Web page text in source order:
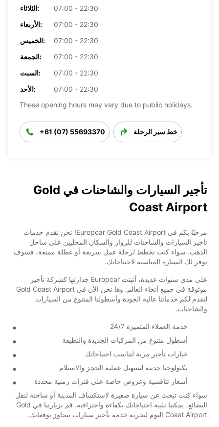
الثلاثاء:
07:00 - 22:30
الأربعاء:
07:00 - 22:30
الخميس:
07:00 - 22:30
الجمعة:
07:00 - 22:30
السبت:
07:00 - 22:30
الأحد:
07:00 - 22:30
These opening hours may vary due to public holidays.
+61 (07) 55693370 خط سير الرحلة
تأجير السيارات والشاحنات في Gold
Coast Airport
مرحبًا بكم في Europcar Gold Coast Airport! نحن نقدم خدمات
تأجير السيارات والشاحنات للزوار والسكان المحليين على ساحل
الذهب. سواء كنت تخطط لرحلة عمل سريعة أو عطلة ممتعة، فسوف
نوفر لك السيارة المناسبة لاحتياجاتك.
على مدى سنوات عديدة، أثبتت Europcar جدارتها كشركة تأجير
موثوقة في جميع أنحاء العالم. وها نحن الآن في Gold Coast Airport
لنقدم لكم خدماتنا عالية الجودة وأسطولنا المتنوع من السيارات
والشاحنات.
خدمة العملاء المتميزة 24/7
أسطول متنوع من المركبات الجديدة والنظيفة
خيارات تأجير مرنة لتناسب احتياجاتك
تكنولوجيا حديثة لتسهيل عملية الحجز والاستلام
أسعار تنافسية وعروض خاصة على فترات زمنية محددة
سواء كنت تبحث عن سيارة صغيرة لاستكشاف المدينة أو شاحنة لنقل
البضائع، يمكننا تلبية احتياجاتك بكفاءة واحترافية. قم بزيارتنا في Gold
Coast Airport اليوم لتجربة خدمة تأجير سيارات تتجاوز توقعاتك.